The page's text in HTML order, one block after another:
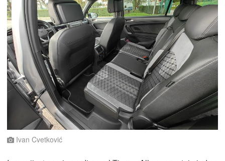
Ivan Cvetković